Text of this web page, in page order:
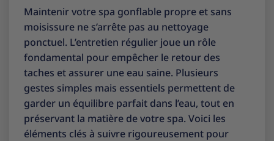
Maintenir votre spa gonflable propre et sans
moisissure ne s’arrête pas au nettoyage
ponctuel. L’entretien régulier joue un rôle
fondamental pour empêcher le retour des
taches et assurer une eau saine. Plusieurs
gestes simples mais essentiels permettent de
garder un équilibre parfait dans l’eau, tout en
préservant la matière de votre spa. Voici les
éléments clés à suivre rigoureusement pour